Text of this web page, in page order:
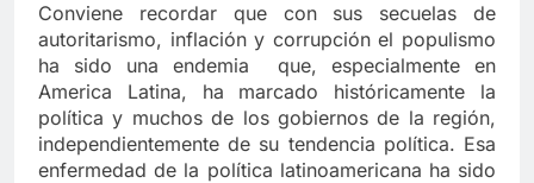
Conviene recordar que con sus secuelas de
autoritarismo, inflación y corrupción el populismo
ha sido una endemia que, especialmente en
America Latina, ha marcado históricamente la
política y muchos de los gobiernos de la región,
independientemente de su tendencia política. Esa
enfermedad de la política latinoamericana ha sido